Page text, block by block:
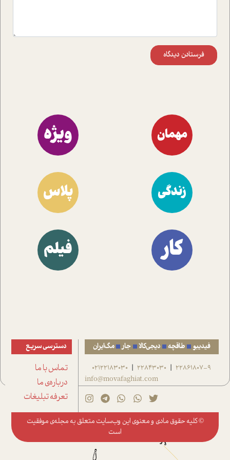
فرستادن دیدگاه
مهمان ویژه
زندگی پلاس
کار فیلم
فیدیبو طاقچه دیجی‌کالا جار مگ‌ایران
22861807-9
|
22843030
|
02122183030
info@movafaghiat.com
دسترسی سریع
تماس با ما
درباره‌ی ما
تعرفه تبلیغات
© کلیه حقوق مادی و معنوی این وب‌سایت متعلق به مجله‌ی موفقیت
است